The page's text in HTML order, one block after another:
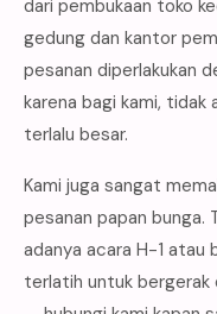
dari pembukaan toko
gedung dan kantor
pesanan diperlakukan
karena bagi kami, tidak
terlalu besar.
Kami juga sangat
pesanan papan bunga.
adanya acara H-1 atau
terlatih untuk bergerak